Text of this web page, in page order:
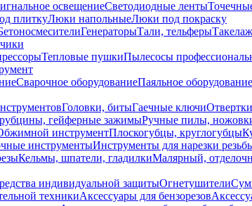
освещениеСветодиодные ленты
плиткуЛюки напольныеЛюки под покраску
ГенераторыТали, тельферыТакелаж
Тепловые пушкиПылесосы
Сварочное оборудованиеПаяльное оборудование
Головки, битыГаечные ключи
гейферные зажимыРучные пилы,
инструментПлоскогубцы, круглогубцы
инструментыИнструменты для нарезки
Кельмы, шпатели, гладилкиМалярный,
индивидуальной защитыОгнетушители
техникиАксессуары для бензорезов